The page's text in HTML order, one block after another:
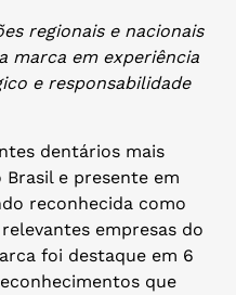
regionais e nacionais
marca em experiência
e responsabilidade
dentários mais
e presente em
reconhecida como
empresas do
foi destaque em 6
que